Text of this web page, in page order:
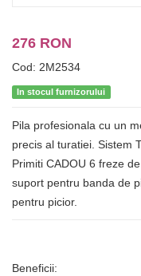
276 RON
Cod: 2M2534
In stocul furnizorului
Pila profesionala cu un
precis al turatiei. Sistem
Primiti CADOU 6 freze
suport pentru banda de
pentru picior.
Beneficii: